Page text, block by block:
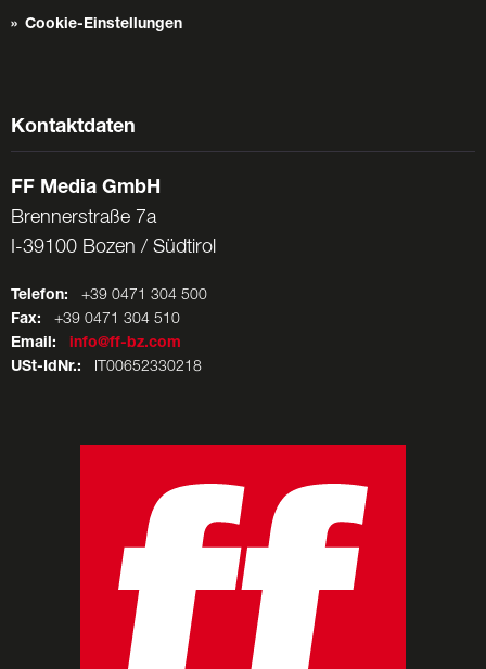
Cookie-Einstellungen
Kontaktdaten
FF Media GmbH
Brennerstraße 7a
I-39100 Bozen / Südtirol
Telefon: +39 0471 304 500
Fax: +39 0471 304 510
Email:
info@ff-bz.com
USt-IdNr.: IT00652330218